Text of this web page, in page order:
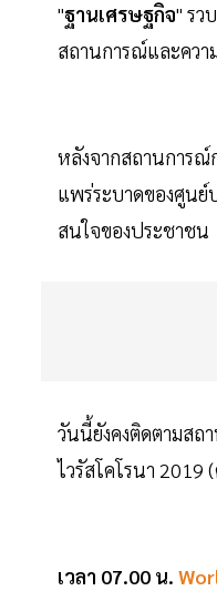
"ฐานเศรษฐกิจ" รว
สถานการณ์และควา
หลังจากสถานการณ์
แพร่ระบาดของศูนย์
สนใจของประชาชน
วันนี้ยังคงติดตามสถ
ไวรัสโคโรนา 2019
เวลา 07.00 น.